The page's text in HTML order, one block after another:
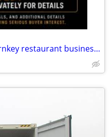
An established, profitable turnkey restaurant business is available fo